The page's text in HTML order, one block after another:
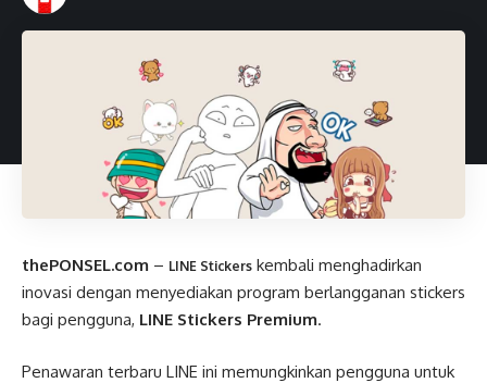
thePONSEL.com – LINE Stickers kembali menghadirkan
inovasi dengan menyediakan program berlangganan stickers
bagi pengguna, LINE Stickers Premium.
Penawaran terbaru LINE ini memungkinkan pengguna untuk